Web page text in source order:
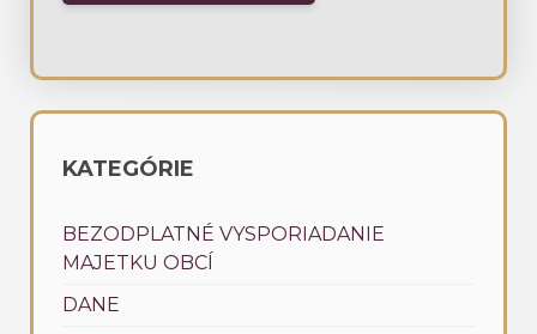
KATEGÓRIE
BEZODPLATNÉ VYSPORIADANIE
MAJETKU OBCÍ
DANE